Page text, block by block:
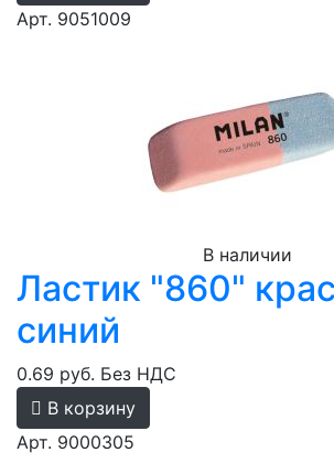
Арт. 9051009
В наличии
Ластик "860"
синий
0.69 руб. Без НДС
В корзину
Арт. 9000305